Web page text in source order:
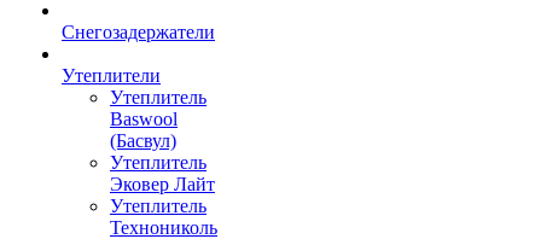
Снегозадержатели
Утеплители
Утеплитель
Baswool
(Басвул)
Утеплитель
Эковер Лайт
Утеплитель
Технониколь